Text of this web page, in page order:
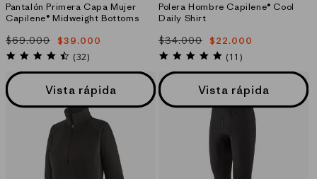
Pantalón Primera Capa Mujer
Capilene® Midweight Bottoms
Precio
habitual
$69.000
Precio
de
$39.000
4.4
star
(32)
Polera Hombre Capilene® Cool
Daily Shirt
Precio
habitual
$34.000
Precio
de
$22.000
5.0
star
(11)
Vista rápida Vista rápida